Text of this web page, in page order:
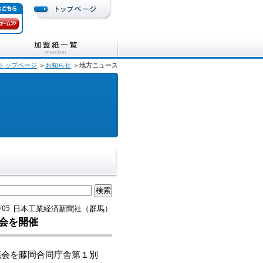
ップページ ＞ お知らせ ＞地方ニュース
日本工業経済新聞社（群馬）
を開催
を藤岡合同庁舎第１別